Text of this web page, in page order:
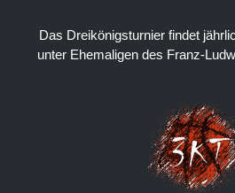
Das Dreikönigsturnier findet
unter Ehemaligen des Franz-